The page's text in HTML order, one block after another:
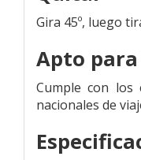
Gira 45º, luego
Apto
Cumple con los
nacionales de